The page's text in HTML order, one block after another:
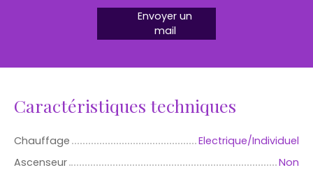
Envoyer un
mail
Caractéristiques techniques
Chauffage
Electrique/Individuel
Ascenseur
Non